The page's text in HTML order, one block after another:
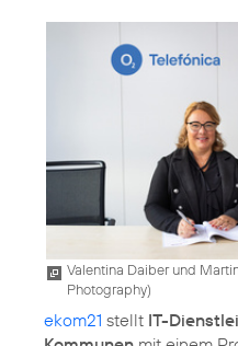
Valentina Daiber und
Photography)
ekom21 stellt IT-